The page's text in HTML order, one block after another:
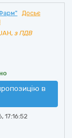
Досьє
з ПДВ
в
17:16:52